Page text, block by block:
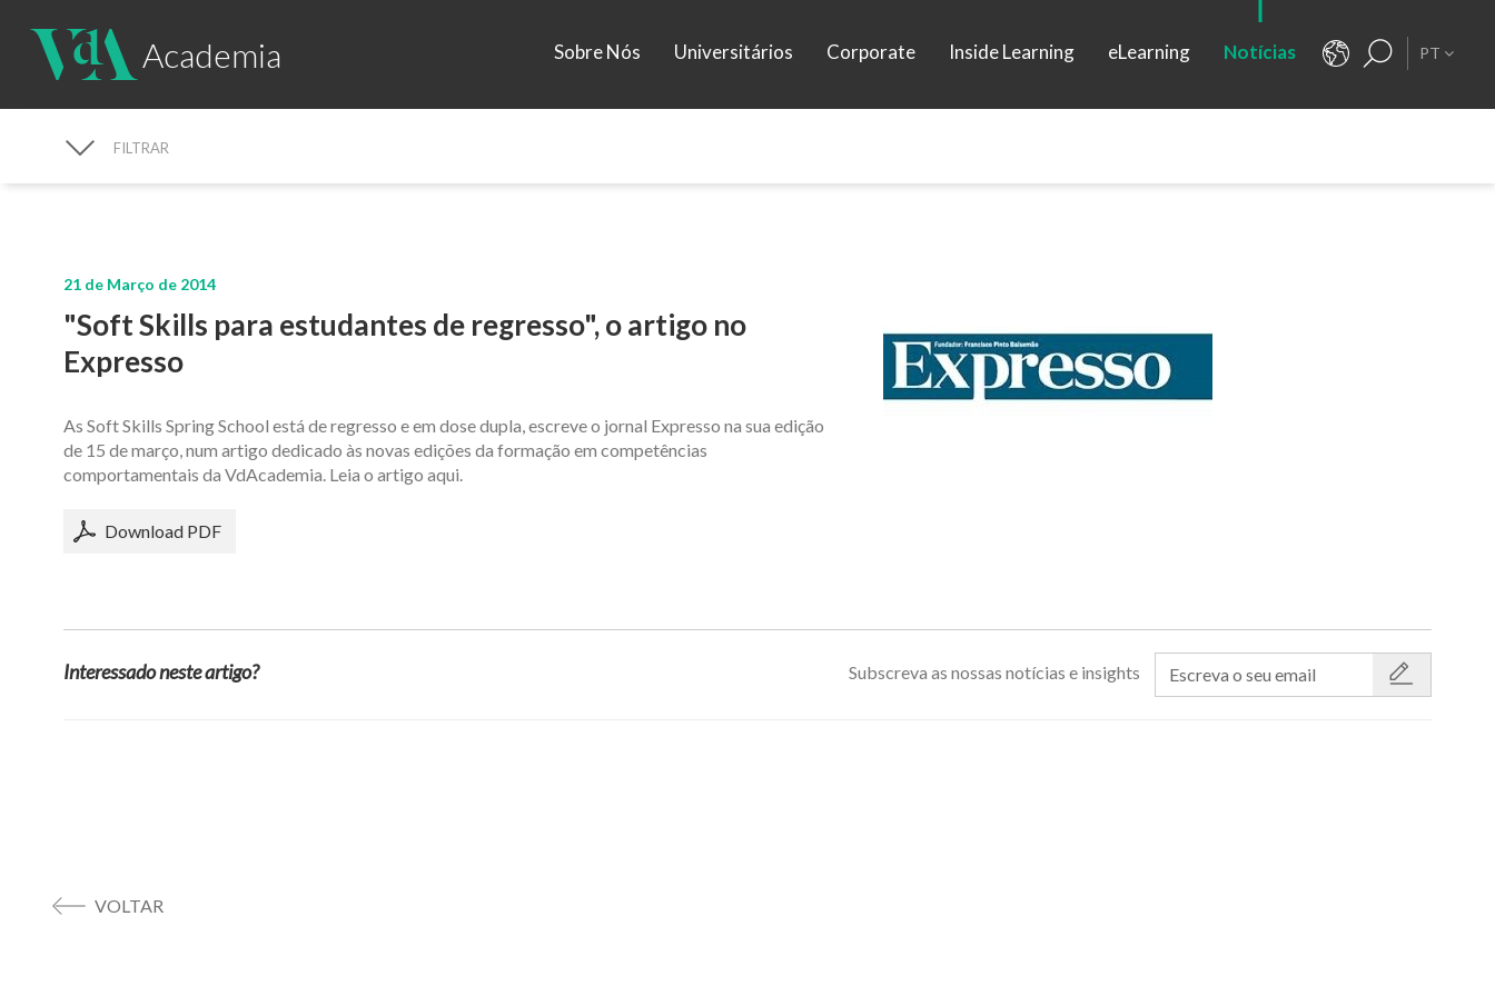
Academia Sobre Nós Universitários Corporate Inside Learning eLearning Notícias PT
PROCURAR NOTÍCIAS
FILTRAR
21 de Março de 2014
"Soft Skills para estudantes de regresso", o artigo no
Expresso
As Soft Skills Spring School está de regresso e em dose dupla, escreve o jornal Expresso na sua edição
de 15 de março, num artigo dedicado às novas edições da formação em competências
comportamentais da VdAcademia. Leia o artigo aqui.
Download PDF
Interessado neste artigo? Subscreva as nossas notícias e insights
VOLTAR